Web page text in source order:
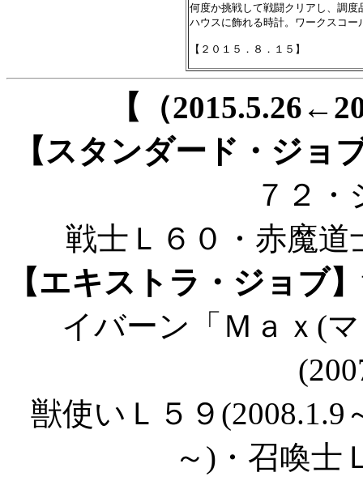
何度か挑戦して戦闘クリアし、調
ハウスに飾れる時計。ワークスコ
【（
【スタンダード・ジョ
７２
戦士Ｌ６０・赤魔
【エキストラ・ジョブ】
イバーン「Ｍａｘ(
獣使いＬ５９(2008.1.9
～)・召喚士